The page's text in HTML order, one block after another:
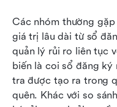
Các nhóm thường
giá trị lâu dài từ sổ
quản lý rủi ro liên tục
biến là coi sổ đăng ký
tra được tạo ra trong
quên. Khác với so